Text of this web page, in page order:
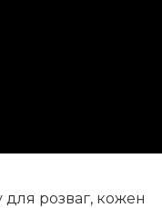
розваг, кожен